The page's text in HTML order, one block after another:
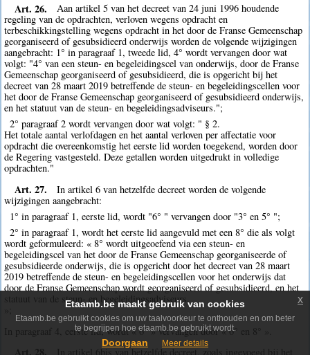
Art. 26.
Aan artikel 5 van het decreet van 24 juni 1996 houdende
regeling van de opdrachten, verloven wegens opdracht en
terbeschikkingstelling wegens opdracht in het door de Franse Gemeenschap
georganiseerd of gesubsidieerd onderwijs worden de volgende wijzigingen
aangebracht: 1° in paragraaf 1, tweede lid, 4° wordt vervangen door wat
volgt: "4° van een steun- en begeleidingscel van onderwijs, door de Franse
Gemeenschap georganiseerd of gesubsidieerd, die is opgericht bij het
decreet van 28 maart 2019 betreffende de steun- en begeleidingscellen voor
het door de Franse Gemeenschap georganiseerd of gesubsidieerd onderwijs,
en het statuut van de steun- en begeleidingsadviseurs.";
2° paragraaf 2 wordt vervangen door wat volgt: " § 2.
Het totale aantal verlofdagen en het aantal verloven per affectatie voor
opdracht die overeenkomstig het eerste lid worden toegekend, worden door
de Regering vastgesteld. Deze getallen worden uitgedrukt in volledige
opdrachten."
Art. 27.
In artikel 6 van hetzelfde decreet worden de volgende
wijzigingen aangebracht:
1° in paragraaf 1, eerste lid, wordt "6° " vervangen door "3° en 5° ";
2° in paragraaf 1, wordt het eerste lid aangevuld met een 8° die als volgt
wordt geformuleerd: « 8° wordt uitgeoefend via een steun- en
begeleidingscel van het door de Franse Gemeenschap georganiseerde of
gesubsidieerde onderwijs, die is opgericht door het decreet van 28 maart
2019 betreffende de steun- en begeleidingscellen voor het onderwijs dat
door de Franse Gemeenschap wordt georganiseerd of gesubsidieerd, en het
statuut van de steun- en begeleidingsadviseurs.
»;
In paragraaf 4, eerste lid, wordt « 6° » vervangen door « 6° en 8° ».
Art. 28. In artikel 6bis van hetzelfde decreet, zoals ingevoegd bij het
Etaamb.be maakt gebruik van cookies
Etaamb.be gebruikt cookies om uw taalvoorkeur te onthouden en om beter
te begrijpen hoe etaamb.be gebruikt wordt.
Doorgaan Meer details
x